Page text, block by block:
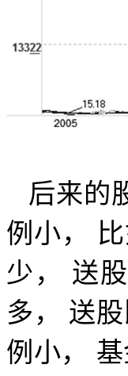
后来的
例小，
少，
送
多，
送股
例小，